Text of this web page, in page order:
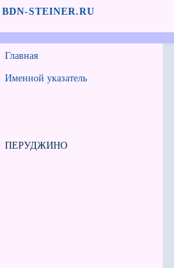
BDN-STEINER.RU
Главная
Именной указатель
ПЕРУДЖИНО